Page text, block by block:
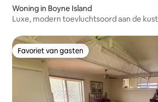
Woning in Boyne Island
Luxe, modern toevluchtsoord aan de
Favoriet van gasten
Favoriet van gasten